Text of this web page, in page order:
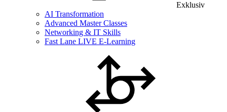
Exklusiv
AI Transformation
Advanced Master Classes
Networking & IT Skills
Fast Lane LIVE E-Learning